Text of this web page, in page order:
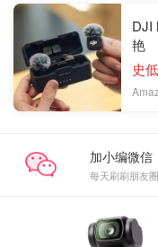
DJI
艳
史
加小编微信
每天刷刷朋友
手持摄影系列